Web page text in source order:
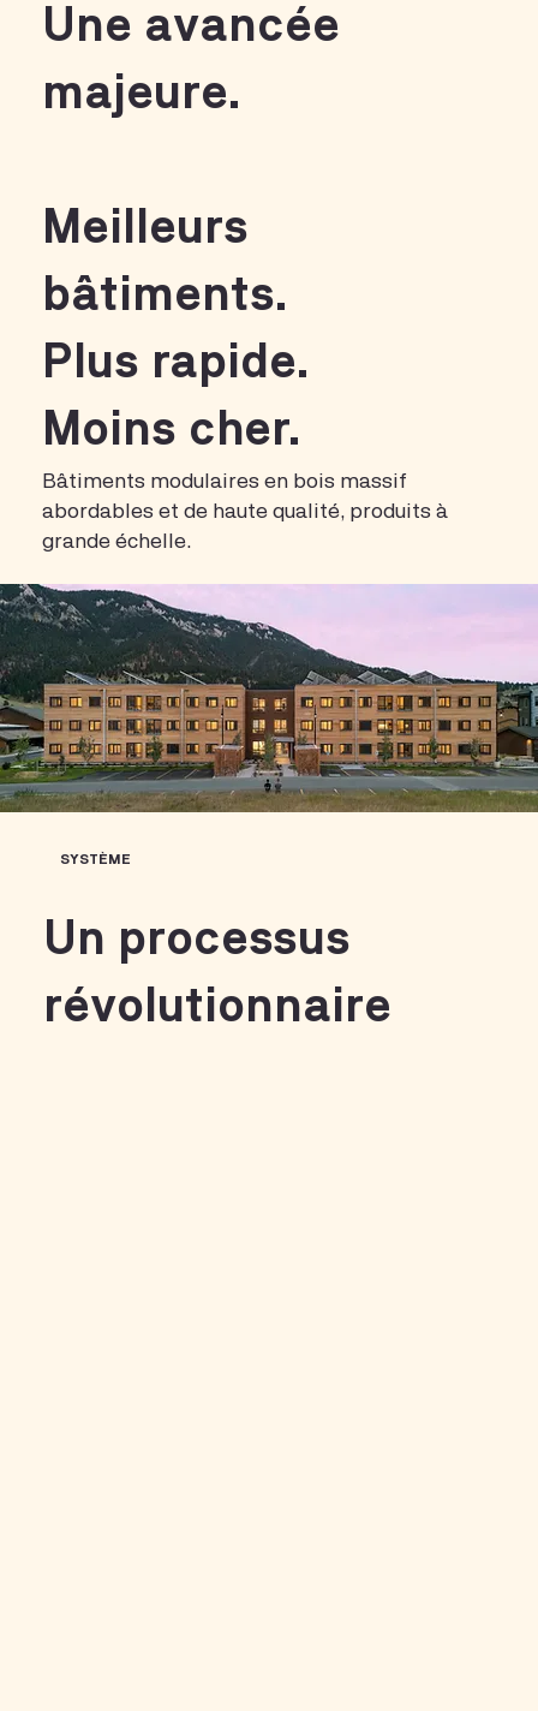
Une avancée
majeure.
Meilleurs
bâtiments.
Plus rapide.
Moins cher.
Bâtiments modulaires en bois massif
abordables et de haute qualité, produits à
grande échelle.
SYSTÈME
Un processus
révolutionnaire